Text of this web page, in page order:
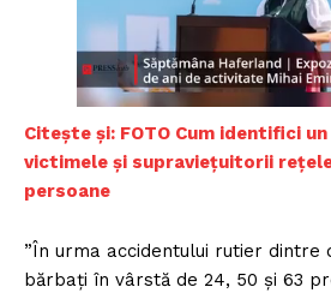
Citește și: FOTO Cum identifici
victimele și supraviețuitorii
persoane
”În urma accidentului rutier dintre
bărbaţi în vârstă de 24, 50 şi 63